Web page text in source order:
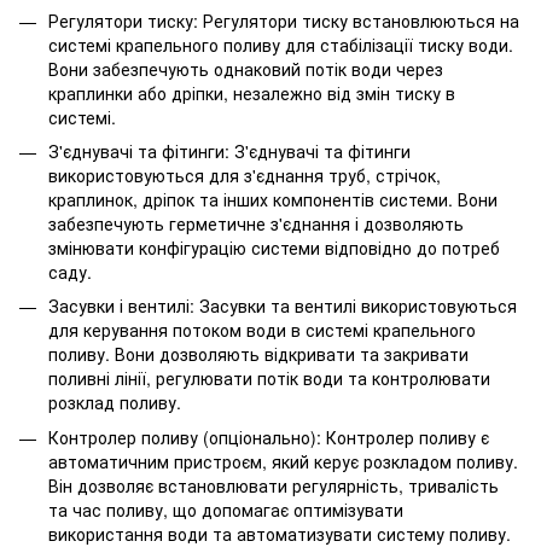
Регулятори тиску: Регулятори тиску встановлюються на
системі крапельного поливу для стабілізації тиску води.
Вони забезпечують однаковий потік води через
краплинки або дріпки, незалежно від змін тиску в
системі.
З'єднувачі та фітинги: З'єднувачі та фітинги
використовуються для з'єднання труб, стрічок,
краплинок, дріпок та інших компонентів системи. Вони
забезпечують герметичне з'єднання і дозволяють
змінювати конфігурацію системи відповідно до потреб
саду.
Засувки і вентилі: Засувки та вентилі використовуються
для керування потоком води в системі крапельного
поливу. Вони дозволяють відкривати та закривати
поливні лінії, регулювати потік води та контролювати
розклад поливу.
Контролер поливу (опціонально): Контролер поливу є
автоматичним пристроєм, який керує розкладом поливу.
Він дозволяє встановлювати регулярність, тривалість
та час поливу, що допомагає оптимізувати
використання води та автоматизувати систему поливу.